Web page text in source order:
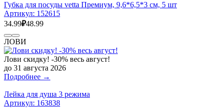
Губка для посуды vetta Премиум, 9,6*6,5*3 см, 5 шт
Артикул: 152615
34.99₽48.99
ЛОВИ
Лови скидку! -30% весь август!
до 31 августа 2026
Подробнее →
Лейка для душа 3 режима
Артикул: 163838